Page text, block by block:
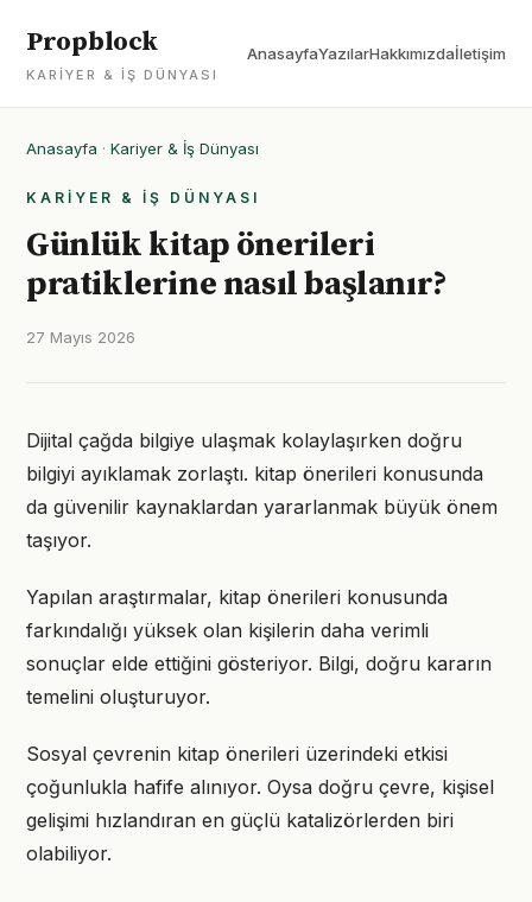
Propblock
KARIYER & İŞ DÜNYASI
AnasayfaYazılarHakkımızdaİletişim
Anasayfa · Kariyer & İş Dünyası
KARIYER & İŞ DÜNYASI
Günlük kitap önerileri
pratiklerine nasıl başlanır?
27 Mayıs 2026
Dijital çağda bilgiye ulaşmak kolaylaşırken doğru
bilgiyi ayıklamak zorlaştı. kitap önerileri konusunda
da güvenilir kaynaklardan yararlanmak büyük önem
taşıyor.
Yapılan araştırmalar, kitap önerileri konusunda
farkındalığı yüksek olan kişilerin daha verimli
sonuçlar elde ettiğini gösteriyor. Bilgi, doğru kararın
temelini oluşturuyor.
Sosyal çevrenin kitap önerileri üzerindeki etkisi
çoğunlukla hafife alınıyor. Oysa doğru çevre, kişisel
gelişimi hızlandıran en güçlü katalizörlerden biri
olabiliyor.